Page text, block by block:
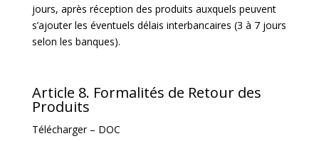
jours, après réception des produits auxquels peuvent
s’ajouter les éventuels délais interbancaires (3 à 7 jours
selon les banques).
Article 8. Formalités de Retour des
Produits
Télécharger – DOC